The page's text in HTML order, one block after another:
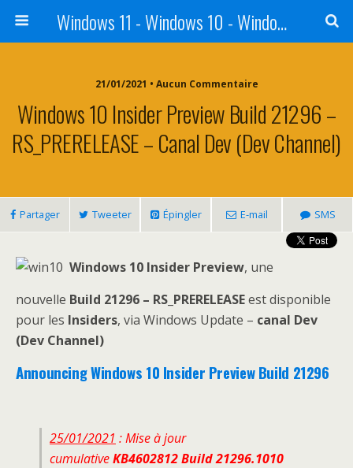
Windows 11 - Windows 10 - Windows 8 - Windows 7 - VISTA
21/01/2021 • Aucun Commentaire
Windows 10 Insider Preview Build 21296 –
RS_PRERELEASE – Canal Dev (Dev Channel)
Partager Tweeter Épingler E-mail SMS
Windows 10 Insider Preview, une
nouvelle Build 21296 – RS_PRERELEASEest disponible
pour les Insiders, via Windows Update – canal Dev
(Dev Channel)
Announcing Windows 10 Insider Preview Build 21296
25/01/2021 : Mise à jour
cumulativeKB4602812Build 21296.1010